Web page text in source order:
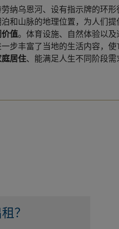
纳乌恩河、设有指示牌的环
和山脉的地理位置，为人们
值。体育设施、自然体验以
一步丰富了当地的生活内容，
居住、能满足人生不同阶段需
？